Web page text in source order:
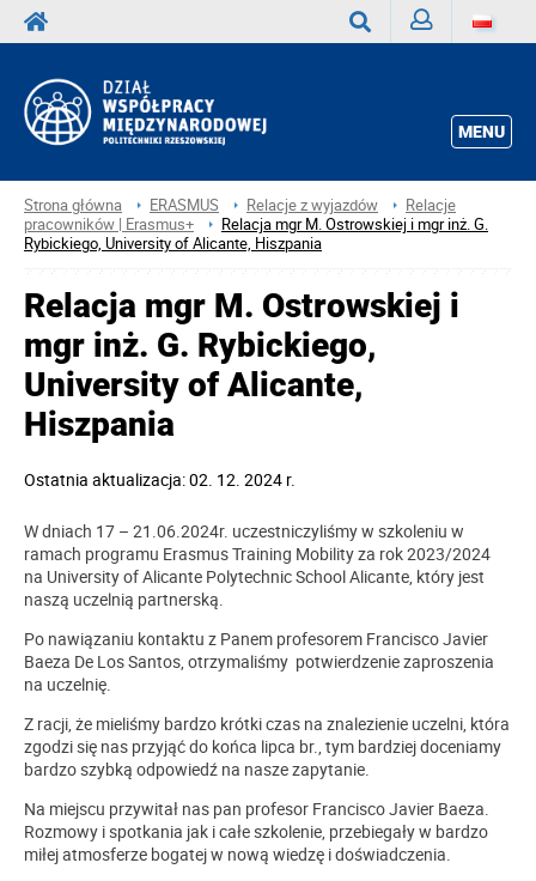
MENU
Strona główna ERASMUS Relacje z wyjazdów
Relacje
pracowników | Erasmus+
Relacja mgr M. Ostrowskiej i mgr inż. G.
Rybickiego, University of Alicante, Hiszpania
Relacja mgr M. Ostrowskiej i
mgr inż. G. Rybickiego,
University of Alicante,
Hiszpania
Ostatnia aktualizacja: 02. 12. 2024 r.
W dniach 17 – 21.06.2024r. uczestniczyliśmy w szkoleniu w
ramach programu Erasmus Training Mobility za rok 2023/2024
na University of Alicante Polytechnic School Alicante, który jest
naszą uczelnią partnerską.
Po nawiązaniu kontaktu z Panem profesorem Francisco Javier
Baeza De Los Santos, otrzymaliśmy potwierdzenie zaproszenia
na uczelnię.
Z racji, że mieliśmy bardzo krótki czas na znalezienie uczelni, która
zgodzi się nas przyjąć do końca lipca br., tym bardziej doceniamy
bardzo szybką odpowiedź na nasze zapytanie.
Na miejscu przywitał nas pan profesor Francisco Javier Baeza.
Rozmowy i spotkania jak i całe szkolenie, przebiegały w bardzo
miłej atmosferze bogatej w nową wiedzę i doświadczenia.